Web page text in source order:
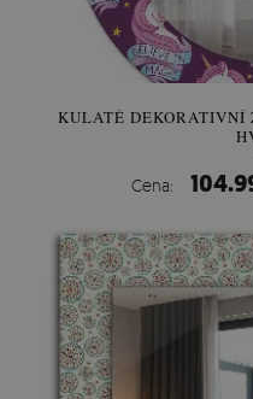
KULATÉ DEKORATIVNÍ
Cena: